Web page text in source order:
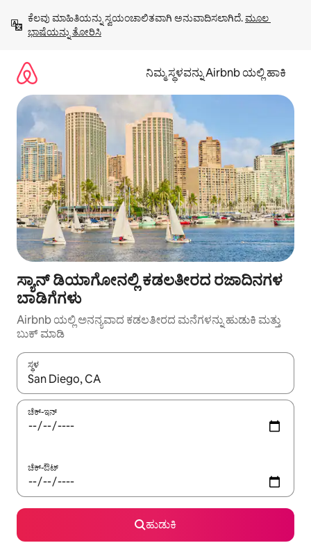
ಹೋಗಿ
ಕೆಲವು ಮಾಹಿತಿಯನ್ನು ಸ್ವಯಂಚಾಲಿತವಾಗಿ ಅನುವಾದಿಸಲಾಗಿದೆ. ಮೂಲ
ಭಾಷೆಯನ್ನು ತೋರಿಸಿ
ನಿಮ್ಮ ಸ್ಥಳವನ್ನು Airbnb ಯಲ್ಲಿ ಹಾಕಿ
ಸ್ಯಾನ್ ಡಿಯಾಗೋನಲ್ಲಿ ಕಡಲತೀರದ ರಜಾದಿನಗಳ
ಬಾಡಿಗೆಗಳು
Airbnb ಯಲ್ಲಿ ಅನನ್ಯವಾದ ಕಡಲತೀರದ ಮನೆಗಳನ್ನು ಹುಡುಕಿ ಮತ್ತು
ಬುಕ್ ಮಾಡಿ
ಸ್ಥಳ
ಫಲಿತಾಂಶಗಳು ಲಭ್ಯವಿರುವಾಗ, ಅಪ್ ಮತ್ತು ಡೌನ್ ಬಾಣದ ಕೀಲಿಗಳೊಂದಿಗೆ
ಚೆಕ್-ಇನ್
ಚೆಕ್-ಔಟ್
ಹುಡುಕಿ